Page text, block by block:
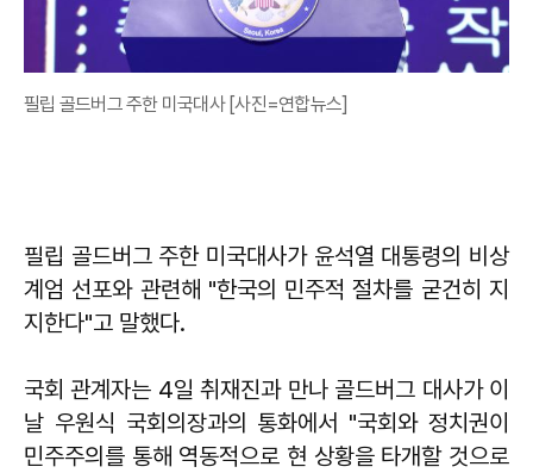
필립 골드버그 주한 미국대사 [사진=연합뉴스]
필립 골드버그주한 미국대사가 윤석열 대통령의 비상
계엄 선포와 관련해 "한국의 민주적 절차를 굳건히 지
지한다"고 말했다.
국회 관계자는 4일 취재진과 만나 골드버그 대사가 이
날 우원식 국회의장과의 통화에서 "국회와 정치권이
민주주의를 통해 역동적으로 현 상황을 타개할 것으로